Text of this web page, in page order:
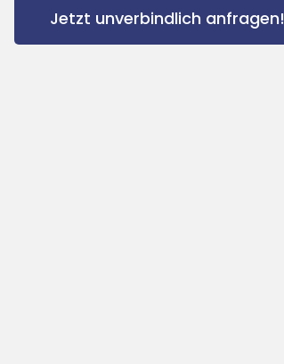
Jetzt unverbindlich anfragen!